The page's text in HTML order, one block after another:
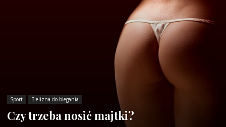
Sport Bielizna do biegania
Czy trzeba nosić majtki?